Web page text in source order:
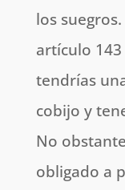
los
artículo
tendrías
cobijo y
No
obligado a